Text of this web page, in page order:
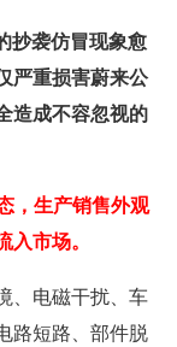
抄袭仿冒现象愈
严重损害蔚来公
造成不容忽视的
，生产销售外观
市场。
、电磁干扰、车
路短路、部件脱